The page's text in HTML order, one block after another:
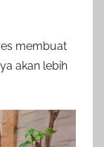
membuat
akan lebih